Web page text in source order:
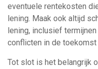
eventuele rentekosten
lening. Maak ook altijd
lening, inclusief
conflicten in de toekomst
Tot slot is het belangrijk